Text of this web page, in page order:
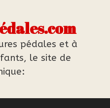
pédales et à
le site de